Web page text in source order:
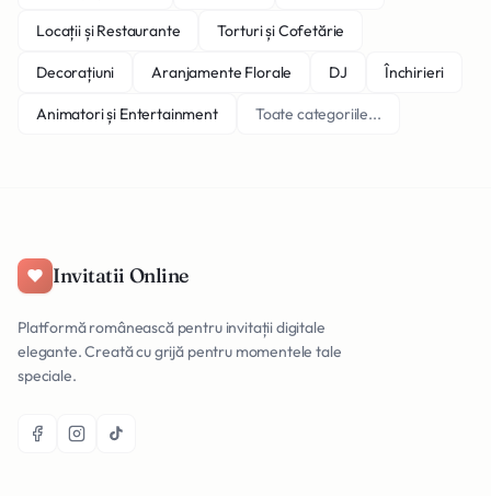
Locații și Restaurante Torturi și Cofetărie
Decorațiuni Aranjamente Florale DJ Închirieri
Animatori și Entertainment Toate categoriile...
Invitatii Online
Platformă românească pentru invitații digitale
elegante. Creată cu grijă pentru momentele tale
speciale.